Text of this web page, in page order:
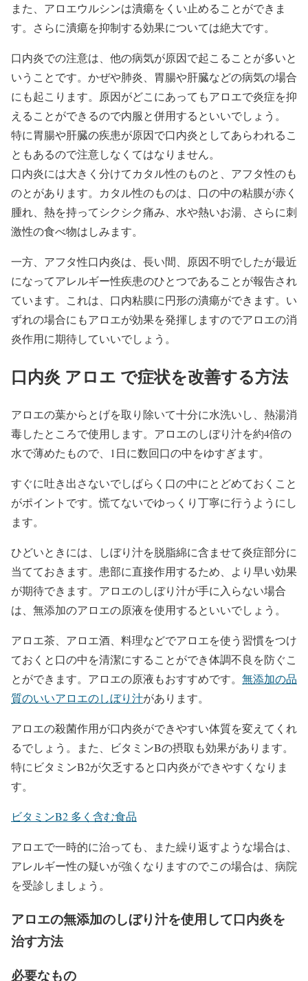
また、アロエウルシンは潰瘍をくい止めることができま
す。さらに潰瘍を抑制する効果については絶大です。
口内炎での注意は、他の病気が原因で起こることが多いと
いうことです。かぜや肺炎、胃腸や肝臓などの病気の場合
にも起こります。原因がどこにあってもアロエで炎症を抑
えることができるので内服と併用するといいでしょう。
特に胃腸や肝臓の疾患が原因で口内炎としてあらわれるこ
ともあるので注意しなくてはなりません。
口内炎には大きく分けてカタル性のものと、アフタ性のも
のとがあります。カタル性のものは、口の中の粘膜が赤く
腫れ、熱を持ってシクシク痛み、水や熱いお湯、さらに刺
激性の食べ物はしみます。
一方、アフタ性口内炎は、長い間、原因不明でしたが最近
になってアレルギー性疾患のひとつであることが報告され
ています。これは、口内粘膜に円形の潰瘍ができます。い
ずれの場合にもアロエが効果を発揮しますのでアロエの消
炎作用に期待していいでしょう。
口内炎 アロエ で症状を改善する方法
アロエの葉からとげを取り除いて十分に水洗いし、熱湯消
毒したところで使用します。アロエのしぼり汁を約4倍の
水で薄めたもので、1日に数回口の中をゆすぎます。
すぐに吐き出さないでしばらく口の中にとどめておくこと
がポイントです。慌てないでゆっくり丁寧に行うようにし
ます。
ひどいときには、しぼり汁を脱脂綿に含ませて炎症部分に
当てておきます。患部に直接作用するため、より早い効果
が期待できます。アロエのしぼり汁が手に入らない場合
は、無添加のアロエの原液を使用するといいでしょう。
アロエ茶、アロエ酒、料理などでアロエを使う習慣をつけ
ておくと口の中を清潔にすることができ体調不良を防ぐこ
とができます。アロエの原液もおすすめです。 無添加の品
質のいいアロエのしぼり汁があります。
アロエの殺菌作用が口内炎ができやすい体質を変えてくれ
るでしょう。また、ビタミンBの摂取も効果があります。
特にビタミンB2が欠乏すると口内炎ができやすくなりま
す。
ビタミンB2 多く含む食品
アロエで一時的に治っても、また繰り返すような場合は、
アレルギー性の疑いが強くなりますのでこの場合は、病院
を受診しましょう。
アロエの無添加のしぼり汁を使用して口内炎を
治す方法
必要なもの